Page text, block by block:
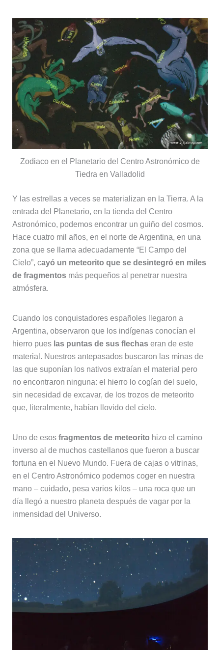
Zodiaco en el Planetario del Centro Astronómico de
Tiedra en Valladolid
Y las estrellas a veces se materializan en la Tierra. A la
entrada del Planetario, en la tienda del Centro
Astronómico, podemos encontrar un guiño del cosmos.
Hace cuatro mil años, en el norte de Argentina, en una
zona que se llama adecuadamente “El Campo del
Cielo”, cayó un meteorito que se desintegró en miles
de fragmentosmás pequeños al penetrar nuestra
atmósfera.
Cuando los conquistadores españoles llegaron a
Argentina, observaron que los indígenas conocían el
hierro pues las puntas de sus flechaseran de este
material. Nuestros antepasados buscaron las minas de
las que suponían los nativos extraían el material pero
no encontraron ninguna: el hierro lo cogían del suelo,
sin necesidad de excavar, de los trozos de meteorito
que, literalmente, habían llovido del cielo.
Uno de esos fragmentos de meteorito hizo el camino
inverso al de muchos castellanos que fueron a buscar
fortuna en el Nuevo Mundo. Fuera de cajas o vitrinas,
en el Centro Astronómico podemos coger en nuestra
mano – cuidado, pesa varios kilos – una roca que un
día llegó a nuestro planeta después de vagar por la
inmensidad del Universo.